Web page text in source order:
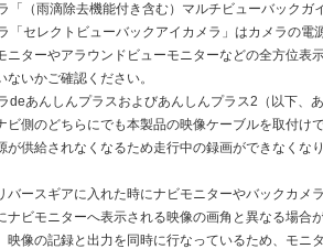
「（雨滴除去機能付き含む）マルチビューバックガ
「セレクトビューバックアイカメラ」はカメラの
ニターやアラウンドビューモニターなどの全方位
いかご確認ください。
deあんしんプラスおよびあんしんプラス2（以下、
ビ側のどちらにでも本製品の映像ケーブルを取付
が供給されなくなるため走行中の録画ができなく
バースギアに入れた時にナビモニターやバックカ
ナビモニターへ表示される映像の画角と異なる場合が
映像の記録と出力を同時に行なっているため、モ